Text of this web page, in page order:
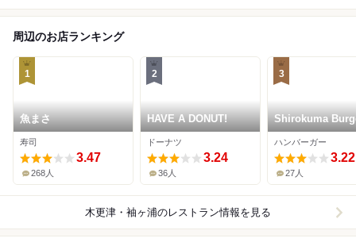
周辺のお店ランキング
1
魚まさ
寿司
3.47
268人
2
HAVE A DONUT!
ドーナツ
3.24
36人
3
Shirokuma
ハンバーガー
3.22
27人
木更津・袖ヶ浦のレストラン情報を見る